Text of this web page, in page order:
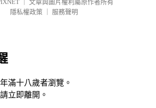
文章與圖片權利屬原作者所有
隱私權政策
服務聲明
滿十八歲者瀏覽。
立即離開。